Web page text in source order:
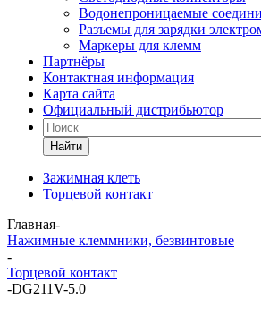
Водонепроницаемые
Разъемы для зарядки
Маркеры для клемм
Партнёры
Контактная информация
Карта сайта
Официальный дистрибьютор
Найти
Зажимная клеть
Торцевой контакт
Главная-
Нажимные клеммники, безвинтовые
-
Торцевой контакт
-DG211V-5.0